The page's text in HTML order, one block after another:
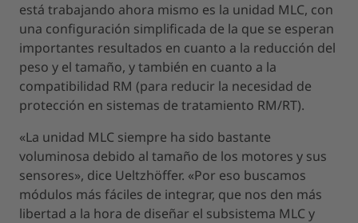
está trabajando ahora mismo es la unidad MLC, con
una configuración simplificada de la que se esperan
importantes resultados en cuanto a la reducción del
peso y el tamaño, y también en cuanto a la
compatibilidad RM (para reducir la necesidad de
protección en sistemas de tratamiento RM/RT).
«La unidad MLC siempre ha sido bastante
voluminosa debido al tamaño de los motores y sus
sensores», dice Ueltzhöffer. «Por eso buscamos
módulos más fáciles de integrar, que nos den más
libertad a la hora de diseñar el subsistema MLC y